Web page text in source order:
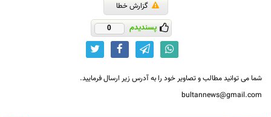
گزارش خطا
پسندیدم 0
شما می توانید مطالب و تصاویر خود را به آدرس زیر ارسال فرمایید.
bultannews@gmail.com